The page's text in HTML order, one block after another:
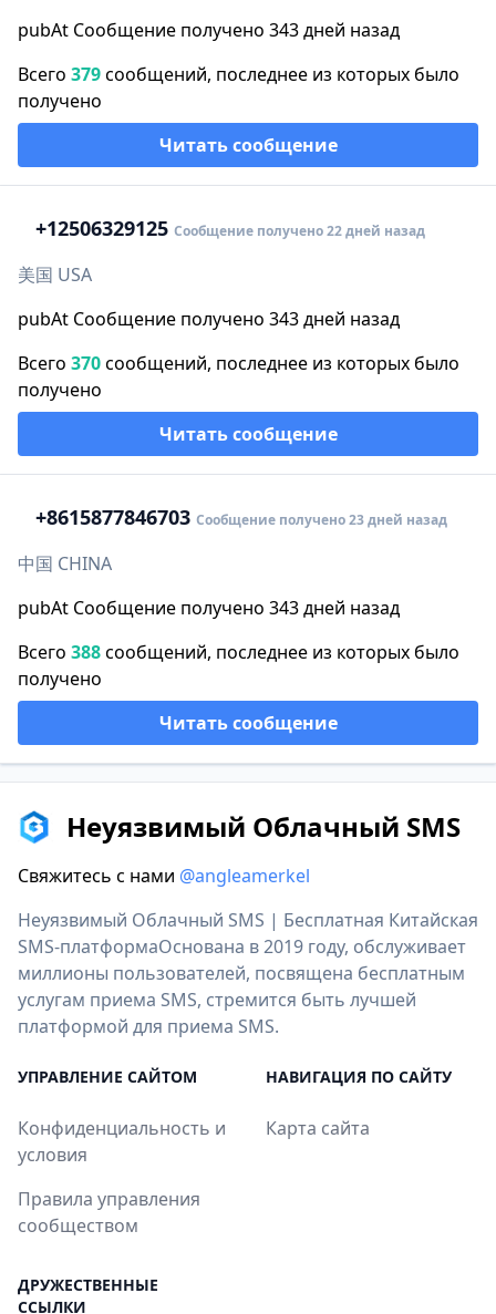
pubAt Сообщение получено 343 дней назад
Всего 379сообщений, последнее из которых было
получено
Читать сообщение
+12506329125 Сообщение получено 22 дней назад
美国 USA
pubAt Сообщение получено 343 дней назад
Всего 370сообщений, последнее из которых было
получено
Читать сообщение
+8615877846703 Сообщение получено 23 дней назад
中国 CHINA
pubAt Сообщение получено 343 дней назад
Всего 388сообщений, последнее из которых было
получено
Читать сообщение
Неуязвимый Облачный SMS
Свяжитесь с нами @angleamerkel
Неуязвимый Облачный SMS | Бесплатная Китайская
SMS-платформаОснована в 2019 году, обслуживает
миллионы пользователей, посвящена бесплатным
услугам приема SMS, стремится быть лучшей
платформой для приема SMS.
УПРАВЛЕНИЕ САЙТОМ
Конфиденциальность и
условия
Правила управления
сообществом
НАВИГАЦИЯ ПО САЙТУ
Карта сайта
ДРУЖЕСТВЕННЫЕ
ССЫЛКИ